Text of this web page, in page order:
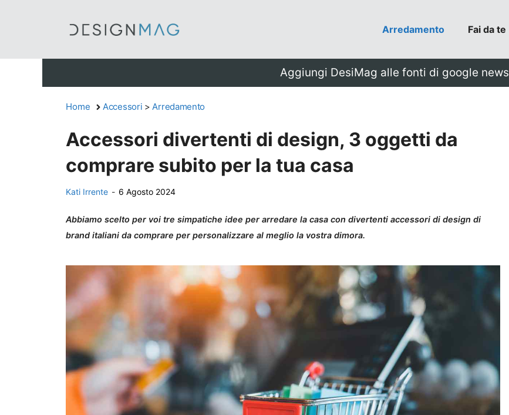
Arredamento Fai da te
Aggiungi DesiMag alle fonti di google news
Home Accessori >Arredamento
Accessori divertenti di design, 3 oggetti da
comprare subito per la tua casa
Kati Irrente - 6 Agosto 2024
Abbiamo scelto per voi tre simpatiche idee per arredare la casa con divertenti accessori di design di
brand italiani da comprare per personalizzare al meglio la vostra dimora.